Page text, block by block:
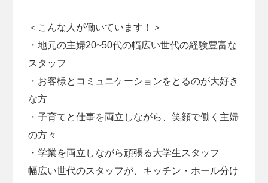
＜こんな人が働いています！＞
・地元の主婦20~50代の幅広い世代の経験豊富な
スタッフ
・お客様とコミュニケーションをとるのが大好き
な方
・子育てと仕事を両立しながら、笑顔で働く主婦
の方々
・学業を両立しながら頑張る大学生スタッフ
幅広い世代のスタッフが、キッチン・ホール分け